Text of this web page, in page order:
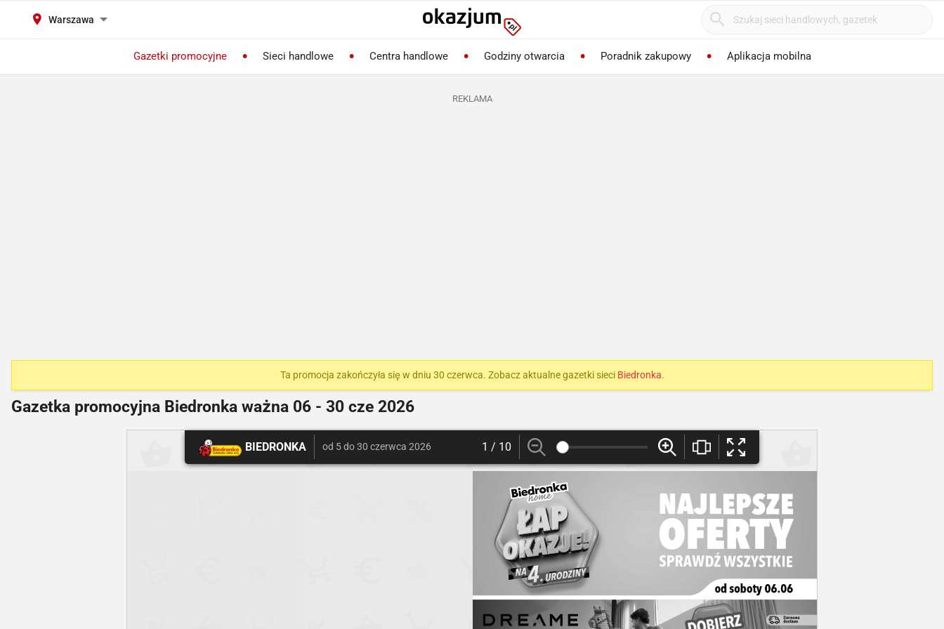
Warszawa
Gazetki promocyjne Sieci handlowe Centra handlowe Godziny otwarcia Poradnik zakupowy Aplikacja mobilna
REKLAMA
Ta promocja zakończyła się w dniu 30 czerwca. Zobacz aktualne gazetki sieci Biedronka.
Gazetka promocyjna Biedronka ważna 06 - 30 cze 2026
BIEDRONKA od 5 do 30 czerwca 2026 1 / 10